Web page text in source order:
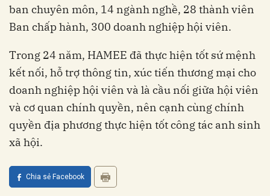
ban chuyên môn, 14 ngành nghề, 28 thành viên
Ban chấp hành, 300 doanh nghiệp hội viên.
Trong 24 năm, HAMEE đã thực hiện tốt sứ mệnh
kết nối, hỗ trợ thông tin, xúc tiến thương mại cho
doanh nghiệp hội viên và là cầu nối giữa hội viên
và cơ quan chính quyền, nên cạnh cùng chính
quyền địa phương thực hiện tốt công tác anh sinh
xã hội.
Chia sẻ Facebook